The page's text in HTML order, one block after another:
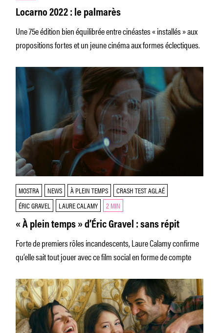
Locarno 2022 : le palmarès
Une 75e édition bien équilibrée entre cinéastes « installés » aux
propositions fortes et un jeune cinéma aux formes éclectiques.
MOSTRA NEWS À PLEIN TEMPS
CRASH TEST AGLAÉ
ÉRIC GRAVEL
LAURE CALAMY 2 MIN
« À plein temps » d’Éric Gravel : sans répit
Forte de premiers rôles incandescents, Laure Calamy confirme
qu’elle sait tout jouer avec ce film social en forme de compte